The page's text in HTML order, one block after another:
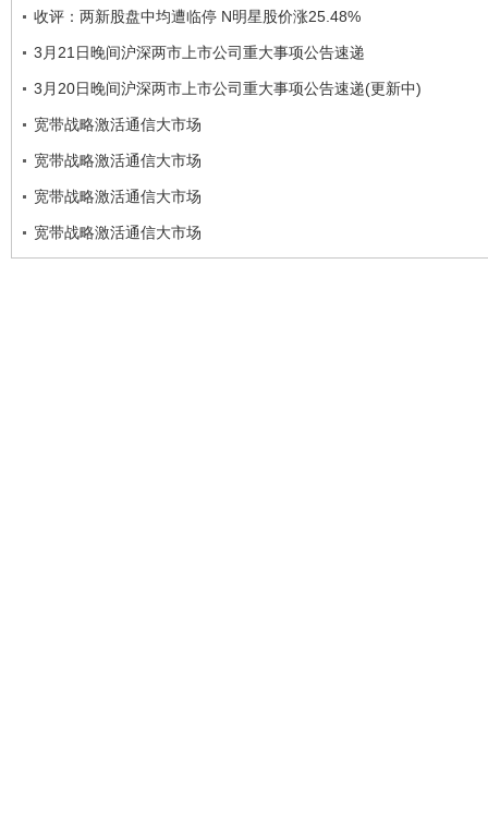
收评：两新股盘中均遭临停 N明星股价涨25.48%
3月21日晚间沪深两市上市公司重大事项公告速递
3月20日晚间沪深两市上市公司重大事项公告速递(更新中)
宽带战略激活通信大市场
宽带战略激活通信大市场
宽带战略激活通信大市场
宽带战略激活通信大市场